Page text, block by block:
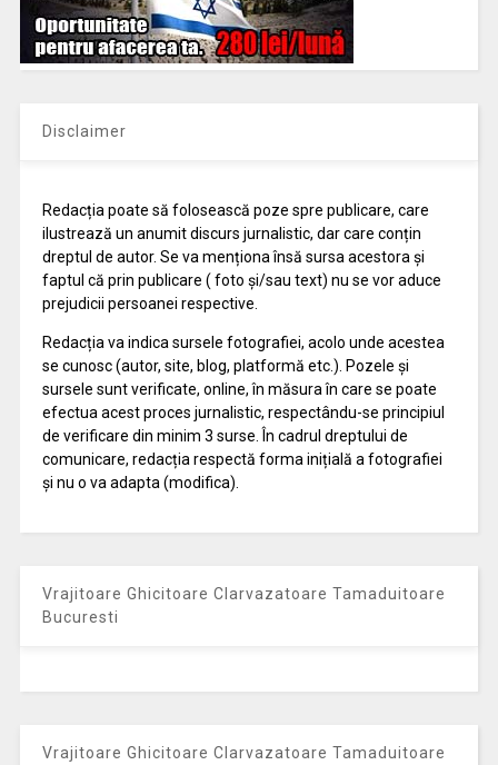
Disclaimer
Redacția poate să folosească poze spre publicare, care
ilustrează un anumit discurs jurnalistic, dar care conțin
dreptul de autor. Se va menționa însă sursa acestora și
faptul că prin publicare ( foto și/sau text) nu se vor aduce
prejudicii persoanei respective.
Redacția va indica sursele fotografiei, acolo unde acestea
se cunosc (autor, site, blog, platformă etc.). Pozele și
sursele sunt verificate, online, în măsura în care se poate
efectua acest proces jurnalistic, respectându-se principiul
de verificare din minim 3 surse. În cadrul dreptului de
comunicare, redacția respectă forma inițială a fotografiei
și nu o va adapta (modifica).
Vrajitoare Ghicitoare Clarvazatoare Tamaduitoare
Bucuresti
Vrajitoare Ghicitoare Clarvazatoare Tamaduitoare